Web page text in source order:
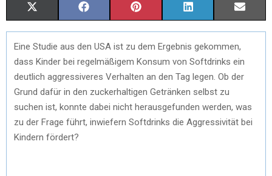
(
T
W
I
T
T
A
C
E
B
I
N
T
E
R
I
N
K
E
M
Eine Studie aus den USA ist zu dem Ergebnis gekommen,
dass Kinder bei regelmäßigem Konsum von Softdrinks ein
deutlich aggressiveres Verhalten an den Tag legen. Ob der
Grund dafür in den zuckerhaltigen Getränken selbst zu
suchen ist, konnte dabei nicht herausgefunden werden, was
zu der Frage führt, inwiefern Softdrinks die Aggressivität bei
Kindern fördert?